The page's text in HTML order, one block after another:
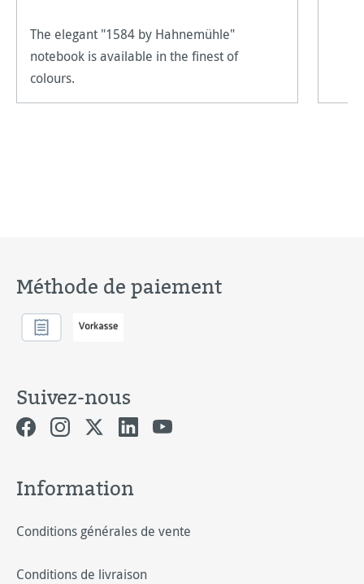
The elegant "1584 by Hahnemühle"
notebook is available in the finest of
colours.
Méthode de paiement
Suivez-nous
Information
Conditions générales de vente
Conditions de livraison